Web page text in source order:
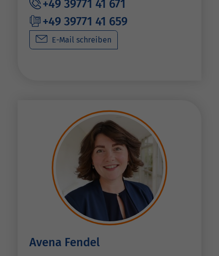
+49 39771 41 671
+49 39771 41 659
E-Mail schreiben
Avena Fendel